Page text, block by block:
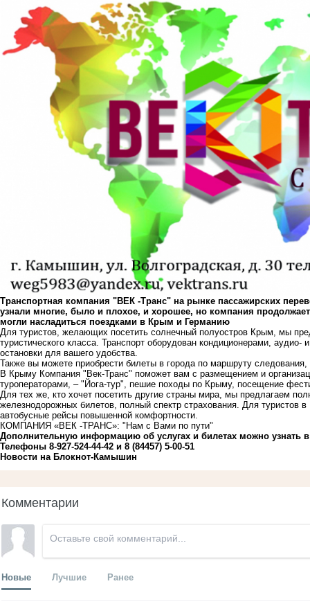
Транспортная компания "ВЕК -Транс" на рынке пассажирских
узнали многие, было и плохое, и хорошее, но компания
могли насладиться поездками в Крым и Германию
Для туристов, желающих посетить солнечный полуостров Крым, мы
туристического класса. Транспорт оборудован кондиционерами,
остановки для вашего удобства.
Также вы можете приобрести билеты в города по маршруту
В Крыму Компания "Век-Транс" поможет вам с размещением и
туроператорами, – "Йога-тур", пешие походы по Крыму, посещение
Для тех же, кто хочет посетить другие страны мира, мы предлагаем
железнодорожных билетов, полный спектр страхования. Для туристов
автобусные рейсы повышенной комфортности.
КОМПАНИЯ «ВЕК -ТРАНС»: "Нам с Вами по пути"
Дополнительную информацию об услугах и билетах можно узнать
Телефоны 8-927-524-44-42 и 8 (84457) 5-00-51
Новости на Блoкнoт-Камышин
Комментарии
Новые Лучшие Ранее